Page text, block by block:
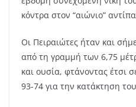
κόντρα στον “αιώνιο”
Οι Πειραιώτες ήταν και
από τη γραμμή των 6,75
και ουσία, φτάνοντας έτσι
93-74 για την κατάκτηση